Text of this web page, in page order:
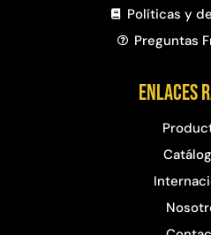
Políticas y
Preguntas
Enlaces